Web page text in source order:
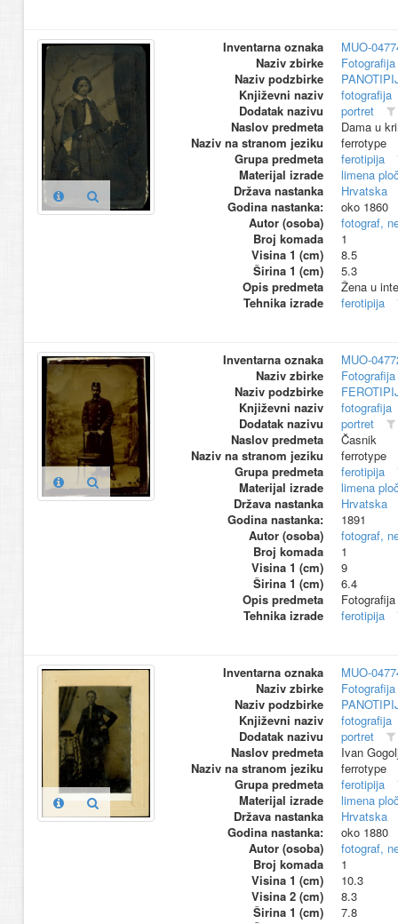
Inventarna oznaka
MUO-
Naziv zbirke
Naziv podzbirke
Književni naziv
fotografija
Dodatak nazivu
portret
Naslov predmeta
Dama u
Naziv na stranom jeziku
ferrotype
Grupa predmeta
ferotipija
Materijal izrade
limena
Država nastanka
Hrvatska
Godina nastanka:
oko 1860
Autor (osoba)
fotograf,
Broj komada
1
Visina 1 (cm)
8.5
Širina 1 (cm)
5.3
Opis predmeta
Žena u
Tehnika izrade
ferotipija
Inventarna oznaka
MUO-
Naziv zbirke
Naziv podzbirke
Književni naziv
fotografija
Dodatak nazivu
portret
Naslov predmeta
Časnik
Naziv na stranom jeziku
ferrotype
Grupa predmeta
ferotipija
Materijal izrade
limena
Država nastanka
Hrvatska
Godina nastanka:
1891
Autor (osoba)
fotograf,
Broj komada
1
Visina 1 (cm)
9
Širina 1 (cm)
6.4
Opis predmeta
Tehnika izrade
ferotipija
Inventarna oznaka
MUO-
Naziv zbirke
Naziv podzbirke
Književni naziv
fotografija
Dodatak nazivu
portret
Naslov predmeta
Ivan
Naziv na stranom jeziku
ferrotype
Grupa predmeta
ferotipija
Materijal izrade
limena
Država nastanka
Hrvatska
Godina nastanka:
oko 1880
Autor (osoba)
fotograf,
Broj komada
1
Visina 1 (cm)
10.3
Visina 2 (cm)
8.3
Širina 1 (cm)
7.8